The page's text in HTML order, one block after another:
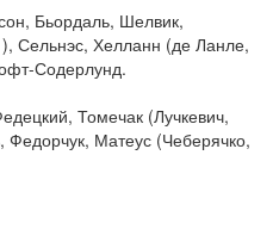
Бьордаль, Шелвик,
Сельнэс, Хелланн (де Ланле,
Содерлунд.
Томечак (Лучкевич,
Матеус (Чеберячко,